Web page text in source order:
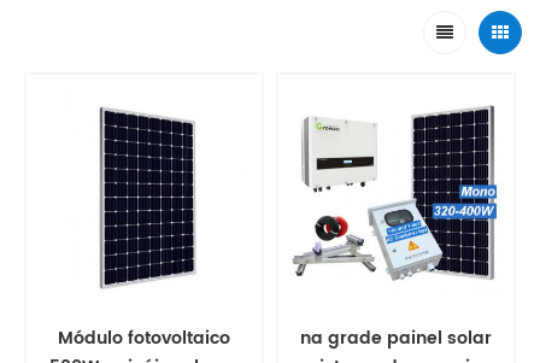
Módulo fotovoltaico
na grade painel solar